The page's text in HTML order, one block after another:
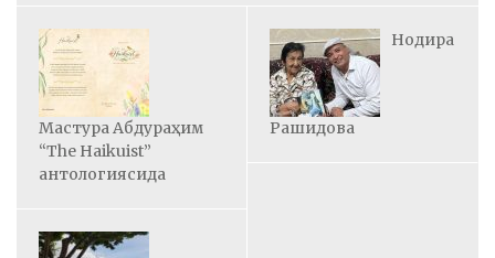
Мастура Абдураҳим
“The Haikuist”
антологиясида
Нодира
Рашидова